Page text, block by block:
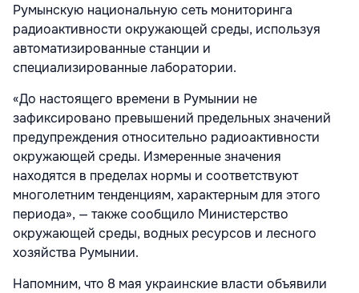
Румынскую национальную сеть мониторинга
радиоактивности окружающей среды, используя
автоматизированные станции и
специализированные лаборатории.
«До настоящего времени в Румынии не
зафиксировано превышений предельных значений
предупреждения относительно радиоактивности
окружающей среды. Измеренные значения
находятся в пределах нормы и соответствуют
многолетним тенденциям, характерным для этого
периода», — также сообщило Министерство
окружающей среды, водных ресурсов и лесного
хозяйства Румынии.
Напомним, что 8 мая украинские власти объявили